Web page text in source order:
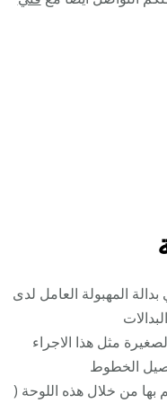
المهبولة العامل لدى
مثل هذا الاجراء
الخطوط
بها من خلال هذه اللوحة (